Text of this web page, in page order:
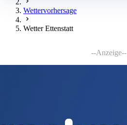
Wettervorhersage
Wetter Ettenstatt
--Anzeige--